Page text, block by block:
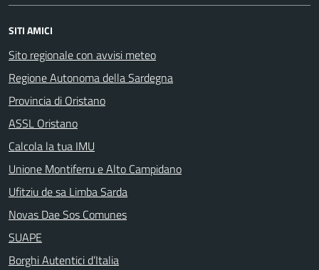
SITI AMICI
Sito regionale con avvisi meteo
Regione Autonoma della Sardegna
Provincia di Oristano
ASSL Oristano
Calcola la tua IMU
Unione Montiferru e Alto Campidano
Ufitziu de sa Limba Sarda
Novas Dae Sos Comunes
SUAPE
Borghi Autentici d’Italia